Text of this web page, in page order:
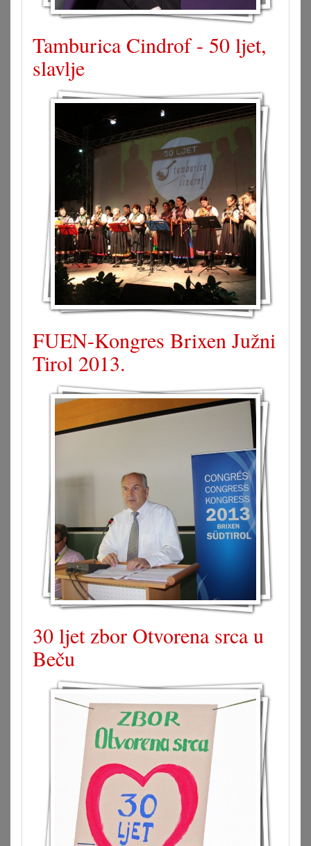
Tamburica Cindrof - 50 ljet,
slavlje
FUEN-Kongres Brixen Južni
Tirol 2013.
30 ljet zbor Otvorena srca u
Beču